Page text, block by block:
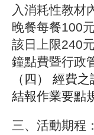
入消耗性教材
晚餐每餐100
該日上限240
鐘點費暨行政
（四） 經費
結報作業要點
三、活動期程：